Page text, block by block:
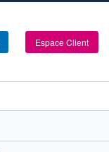
Espace Client